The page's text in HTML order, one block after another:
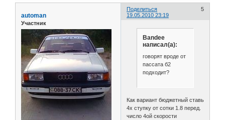
Поделиться
5
19.05.2010 23:19
automan
Участник
Bandee
написал(а):
говорят вроде от
пассата б2
подходит?
Как вариант бюджетный ставь
4х ступку от сотки 1.8 перед.
число 4ой скорости